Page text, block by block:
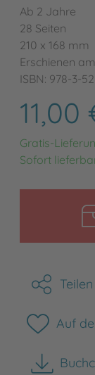
Ab 2 Jahre
28 Seiten
210 x 168 mm
Erschienen
ISBN: 978-3-
11,00
Gratis-
Sofort
Teilen
Auf